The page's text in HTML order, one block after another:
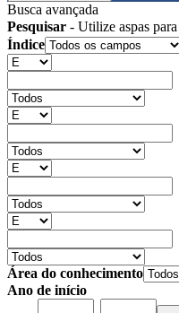
Busca avançada
Pesquisar - Utilize aspas
Índice
Área do conhecimento
Ano de início